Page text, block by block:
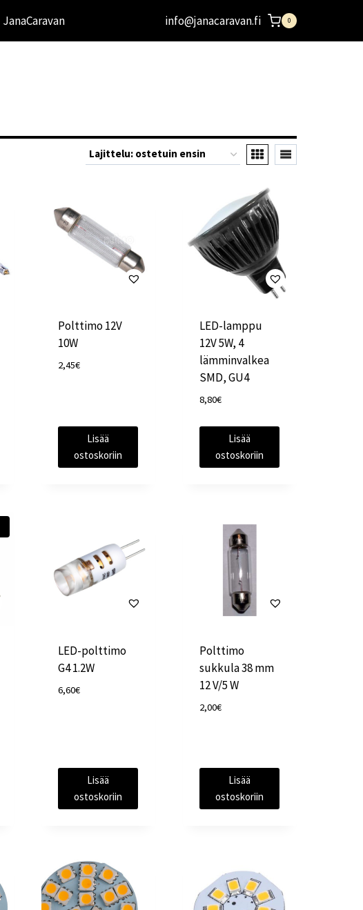
JanaCaravan info@janacaravan.fi 0
Polttimo 12V
10W
2,45€
Lisää
ostoskoriin
LED-lamppu
12V 5W, 4
lämminvalkea
SMD, GU4
8,80€
Lisää
ostoskoriin
LED-polttimo
G4 1.2W
6,60€
Lisää
ostoskoriin
Polttimo
sukkula 38 mm
12 V/5 W
2,00€
Lisää
ostoskoriin